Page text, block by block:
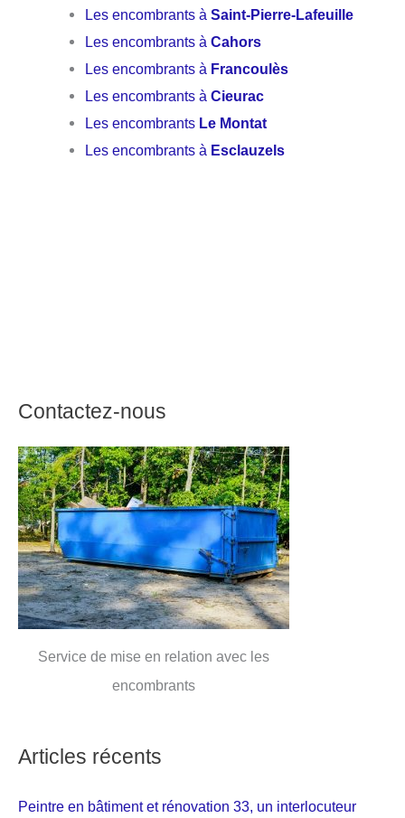
Les encombrants àSaint-Pierre-Lafeuille
Les encombrants àCahors
Les encombrants à Francoulès
Les encombrants àCieurac
Les encombrants Le Montat
Les encombrants à Esclauzels
Contactez-nous
Service de mise en relation avec les
encombrants
Articles récents
Peintre en bâtiment et rénovation 33, un interlocuteur